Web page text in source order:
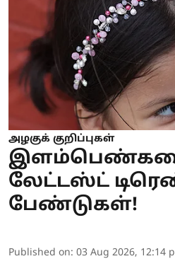
அழகுக் குறிப்புகள்
லேட்டஸ்ட்
பேண்டுகள்!
Published on: 03 Aug 2026, 12:14